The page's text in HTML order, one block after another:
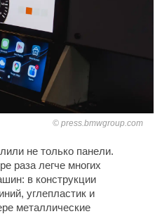
press.bmwgroup.com
не только панели.
раза легче многих
в конструкции
углепластик и
металлические